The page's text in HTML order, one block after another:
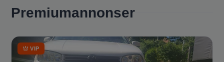
Premiumannonser
VIP